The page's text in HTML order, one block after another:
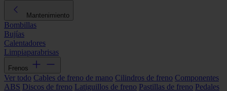
Mantenimiento
Bombillas
Bujías
Calentadores
Limpiaparabrisas
Frenos
Ver todo Cables de freno de mano Cilindros de freno Componentes
ABS Discos de freno Latiguillos de freno Pastillas de freno Pedales